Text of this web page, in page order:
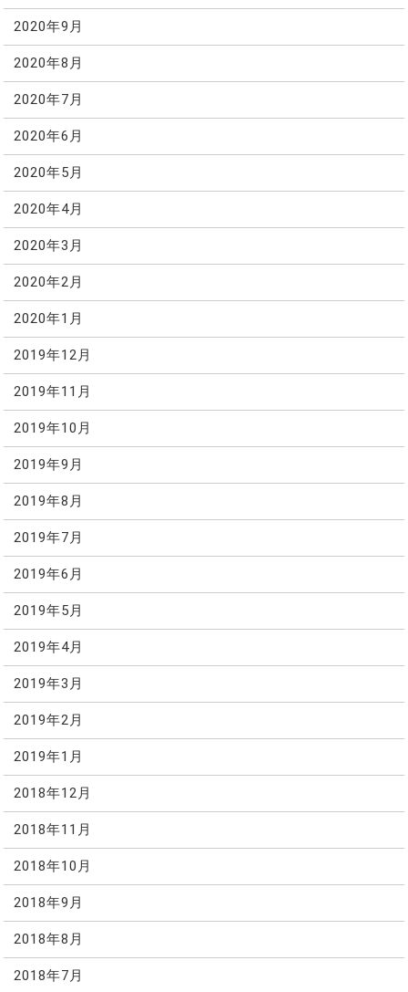
2020年9月
2020年8月
2020年7月
2020年6月
2020年5月
2020年4月
2020年3月
2020年2月
2020年1月
2019年12月
2019年11月
2019年10月
2019年9月
2019年8月
2019年7月
2019年6月
2019年5月
2019年4月
2019年3月
2019年2月
2019年1月
2018年12月
2018年11月
2018年10月
2018年9月
2018年8月
2018年7月